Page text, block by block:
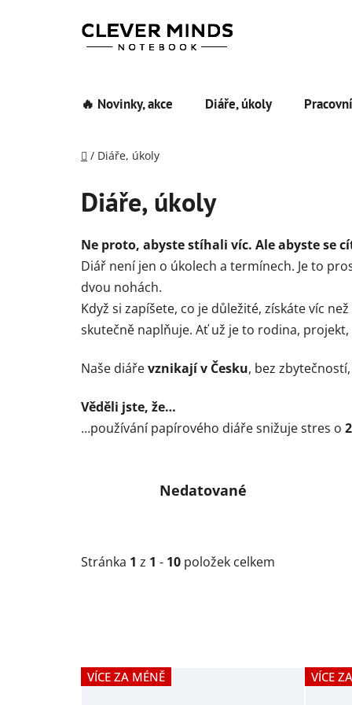
🔥 Novinky, akce Diáře, úkoly
Domů
/ Diáře, úkoly
Diáře, úkoly
Ne proto, abyste stíhali víc. Ale abyste se
Diář není jen o úkolech a termínech. Je to
dvou nohách.
Když si zapíšete, co je důležité, získáte víc
skutečně naplňuje. Ať už je to rodina,
Naše diářevznikají v Česku, bez zbytečností,
Věděli jste, že…
…používání papírového diáře snižuje stres o
Nedatované
Stránka 1 z 1 - 10 položek celkem
V
ýVÍCE ZA MÉNĚ VÍCE